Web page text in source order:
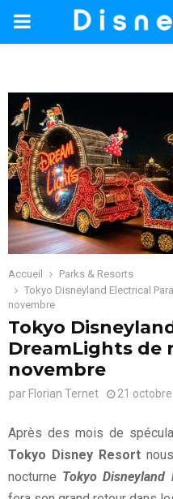
PRIMARY
Accueil
Parks & Resorts
Tokyo Disneyland Electrical
novembre
Tokyo
DreamLights de
novembre
par Florian Ternet 21 octobre
Après des mois de
Tokyo Disney Resort
nocturne Tokyo Disneyland